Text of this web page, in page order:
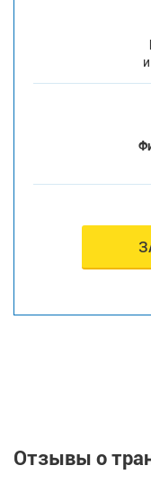
Отзывы о